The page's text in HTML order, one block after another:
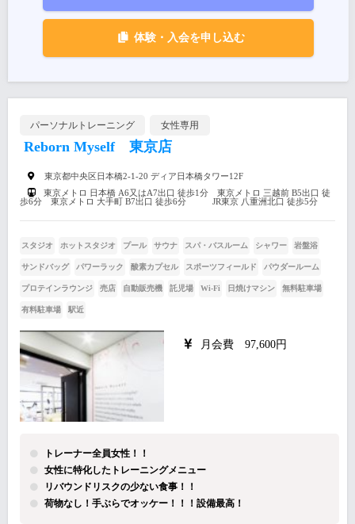
体験・入会を申し込む
パーソナルトレーニング 女性専用
Reborn Myself 東京店
東京都中央区日本橋2-1-20 ディア日本橋タワー12F
東京メトロ 日本橋 A6又はA7出口 徒歩1分 東京メトロ 三越前 B5出口 徒
歩6分 東京メトロ 大手町 B7出口 徒歩6分 JR東京 八重洲北口 徒歩5分
スタジオ ホットスタジオ プール サウナ スパ・バスルーム シャワー 岩盤浴
サンドバッグ パワーラック 酸素カプセル スポーツフィールド パウダールーム
プロテインラウンジ 売店 自動販売機 託児場 Wi-Fi 日焼けマシン 無料駐車場
有料駐車場 駅近
月会費 97,600円
トレーナー全員女性！！
女性に特化したトレーニングメニュー
リバウンドリスクの少ない食事！！
荷物なし！手ぶらでオッケー！！！設備最高！